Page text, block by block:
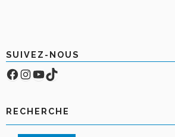
SUIVEZ-NOUS
Facebook
Compte Instagram
YouTube
TikTok
RECHERCHE